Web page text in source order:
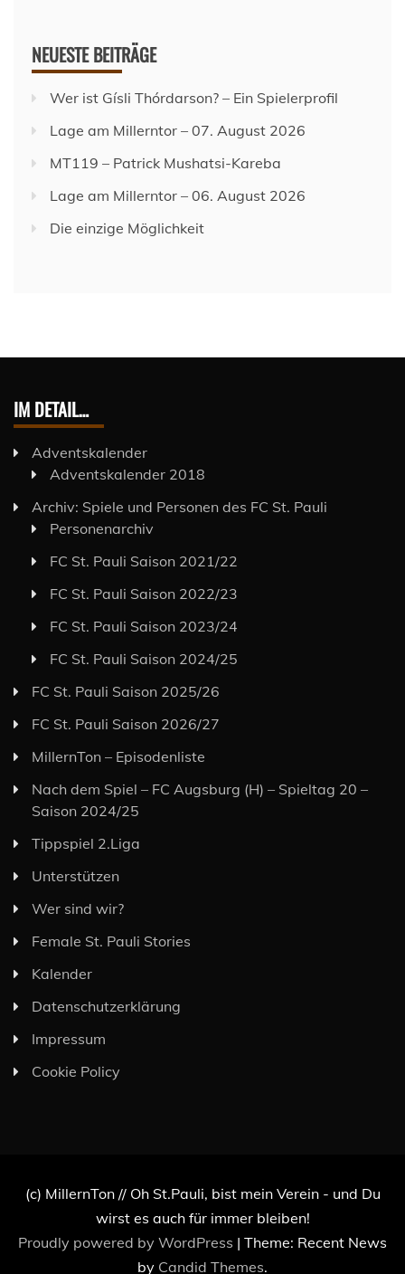
NEUESTE BEITRÄGE
Wer ist Gísli Thórdarson? – Ein Spielerprofil
Lage am Millerntor – 07. August 2026
MT119 – Patrick Mushatsi-Kareba
Lage am Millerntor – 06. August 2026
Die einzige Möglichkeit
IM DETAIL…
Adventskalender
Adventskalender 2018
Archiv: Spiele und Personen des FC St. Pauli
Personenarchiv
FC St. Pauli Saison 2021/22
FC St. Pauli Saison 2022/23
FC St. Pauli Saison 2023/24
FC St. Pauli Saison 2024/25
FC St. Pauli Saison 2025/26
FC St. Pauli Saison 2026/27
MillernTon – Episodenliste
Nach dem Spiel – FC Augsburg (H) – Spieltag 20 –
Saison 2024/25
Tippspiel 2.Liga
Unterstützen
Wer sind wir?
Female St. Pauli Stories
Kalender
Datenschutzerklärung
Impressum
Cookie Policy
(c) MillernTon // Oh St.Pauli, bist mein Verein - und Du
wirst es auch für immer bleiben!
Proudly powered by WordPress | Theme: Recent News
by Candid Themes.